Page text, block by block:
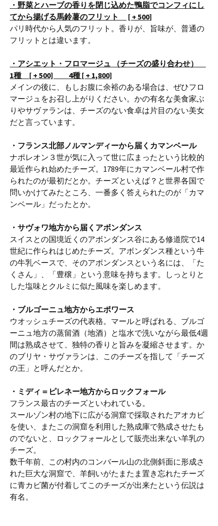
・ 野菜とハーブの香りを閉じ込めた鴨脂でコンフィにし
てから揚げる馬鈴薯のフリット
[ + 500]
パリ時代から人気のフリット。香りが、旨味が、普通の
フリットとは違います。
・アシエット・フロマージュ （チーズの盛り合わせ）
1種 [ + 500] 4種 [ + 1,800]
メインの後に、もしお腹に余裕のある場合は、ぜひフロ
マージュをお召し上がりください。かの有名な美食家ぶ
りやサヴァランは、チーズのない食卓は片目のない美女
だと言っています。
・フランス北部ノルマンディーから届くカマンベール
ナポレオン３世が気に入って世に広まったという比較的
最近作られ始めたチーズ。1789年にカマンベール村で作
られたのが最初だとか。チーズといえば？と世界各国で
問いかけてみたところ、一番多く答えられたのが「カマ
ンベール」だったとか。
・サヴォワ地方から届くアボンダンス
スイスとの国境近くのアボンダンス谷にある修道院で14
世紀に作られはじめたチーズ。アボンダンス種という牛
の牛乳ベースで、そのアボンダンスという名には、「た
くさん」、「豊穣」という意味を持ちます。しっとりと
した塩味とクルミに似た風味を楽しめます。
・ブルゴーニュ地方からエポワース
ウオッシュチーズの代表格。マールと呼ばれる、ブルゴ
ーニュ地方の蒸留酒（地酒）と塩水で洗いながら最低4週
間は熟成させて、独特の香りと旨みを凝縮させます。か
のブリヤ・サヴァランは、このチーズを指して「チーズ
の王」と呼んだとか。
・ミディ＝ピレネー地方からロックフォール
フランス最古のチーズといわれている。
スールゾン村の地下に広がる洞窟で採取されたアオカビ
を使い、またこの洞窟を利用した熟成庫で熟成させたも
のでないと、ロックフォールとして販売出来ない羊乳の
チーズ。
数千年前、この村内のコンバール山の北側斜面に形成さ
れた巨大な洞窟で、羊飼いがたまたま置き忘れたチーズ
に青カビ菌が付着してこのチーズが出来たという伝説は
有名。